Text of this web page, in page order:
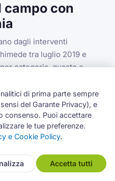
campo con
dagli interventi
tra luglio 2019 e
categoria, guasto e
categoria lavatrici nella
di prima parte sempre
del Garante Privacy), e
consenso. Puoi accettare
le tue preferenze.
e Cookie Policy.
Accetta tutti